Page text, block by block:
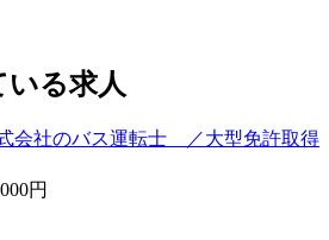
いる求人
会社のバス運転士 ／大型免許取得
円